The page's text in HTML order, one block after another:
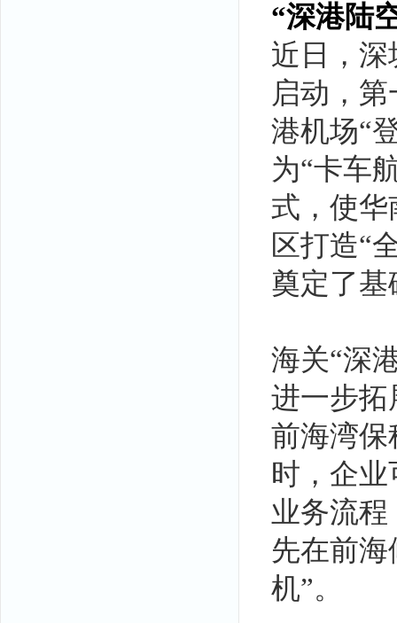
“深港陆
近日，深
启动，
港机场“
为“卡车
式，使
区打造“
奠定了基
海关“深
进一步拓
前海湾保
时，企
业务流
先在前海
机”。